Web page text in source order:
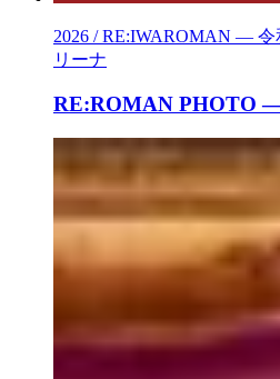
2026 / RE:IWAROMAN —
リーナ
RE:ROMAN PHOTO